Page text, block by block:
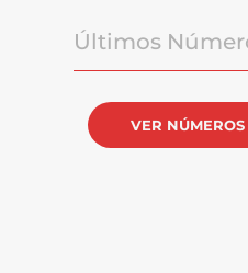
Últimos
VER